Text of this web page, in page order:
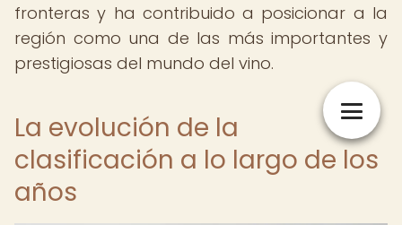
fronteras y ha contribuido a posicionar a la
región como una de las más importantes y
prestigiosas del mundo del vino.
La evolución de la
clasificación a lo largo de los
años